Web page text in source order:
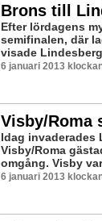
Brons till
Efter lördagens
semifinalen, där
visade
6 januari 2013
Visby/Roma
Idag invaderades
Visby/Roma
omgång. Visby
6 januari 2013